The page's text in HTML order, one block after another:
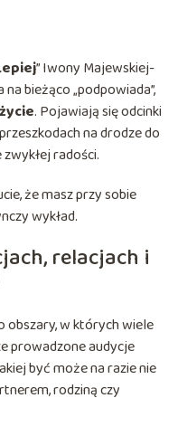
” Iwony Majewskiej-
bieżąco „podpowiada”,
. Pojawiają się odcinki
na drodze do
radości.
że masz przy sobie
wykład.
relacjach i
obszary, w których wiele
prowadzone audycje
być może na razie nie
rodziną czy